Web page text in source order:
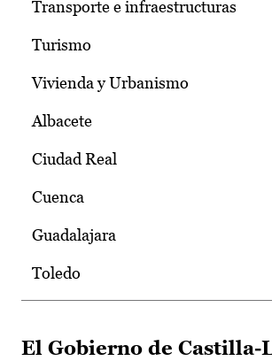
Transporte e infraestructuras
Turismo
Vivienda y Urbanismo
Albacete
Ciudad Real
Cuenca
Guadalajara
Toledo
El Gobierno de Castilla-